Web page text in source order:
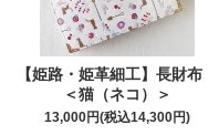
【姫路・姫革細工】長財布
＜猫（ネコ）＞
13,000円(税込14,300円)